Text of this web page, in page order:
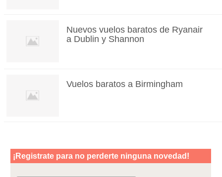
Nuevos vuelos baratos de Ryanair
a Dublin y Shannon
Vuelos baratos a Birmingham